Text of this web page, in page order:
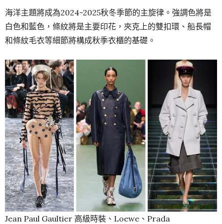
海洋主題將成為2024-2025秋冬季節的主旋律。強調色將是
白色和藍色，條紋將是主要印花，夾克上的雙扣環、船長帽
和條紋毛衣等細節將構成秋季衣櫃的基礎。
Jean Paul Gaultier 高級時裝、Loewe、Prada